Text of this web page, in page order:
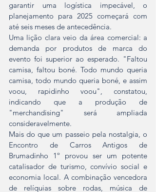
garantir uma logística impecável, o
planejamento para 2025 começará com
até seis meses de antecedência.
Uma lição clara veio da área comercial: a
demanda por produtos de marca do
evento foi superior ao esperado. "Faltou
camisa, faltou boné. Todo mundo queria
camisa, todo mundo queria boné, e assim
voou, rapidinho voou", constatou,
indicando que a produção de
"merchandising" será ampliada
consideravelmente.
Mais do que um passeio pela nostalgia, o
Encontro de Carros Antigos de
Brumadinho 1º provou ser um potente
catalisador de turismo, convívio social e
economia local. A combinação vencedora
de relíquias sobre rodas, música de